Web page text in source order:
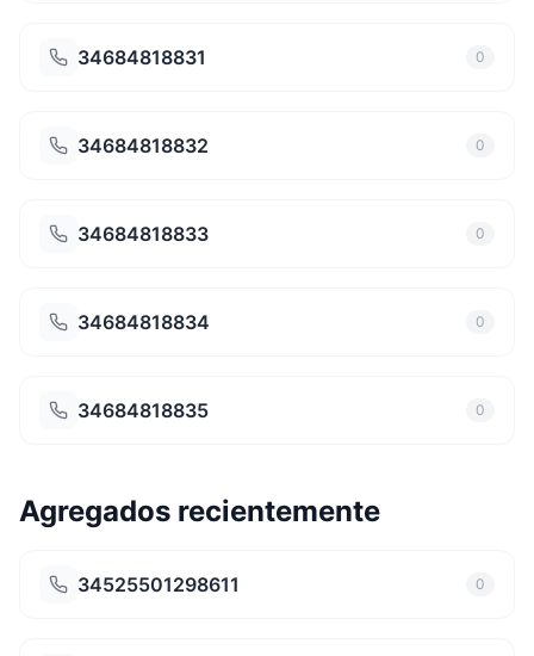
34684818831 0
34684818832 0
34684818833 0
34684818834 0
34684818835 0
Agregados recientemente
34525501298611 0